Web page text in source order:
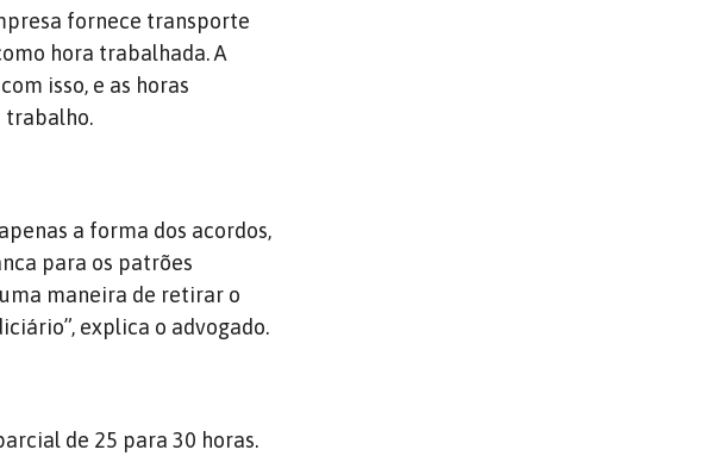
fornece transporte
hora trabalhada. A
isso, e as horas
trabalho.
a forma dos acordos,
para os patrões
maneira de retirar o
explica o advogado.
de 25 para 30 horas.